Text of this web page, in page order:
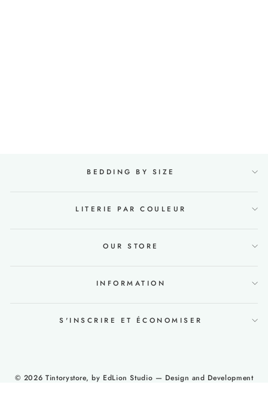
BEDDING BY SIZE
LITERIE PAR COULEUR
OUR STORE
INFORMATION
S'INSCRIRE ET ÉCONOMISER
© 2026 Tintorystore, by EdLion Studio — Design and Development